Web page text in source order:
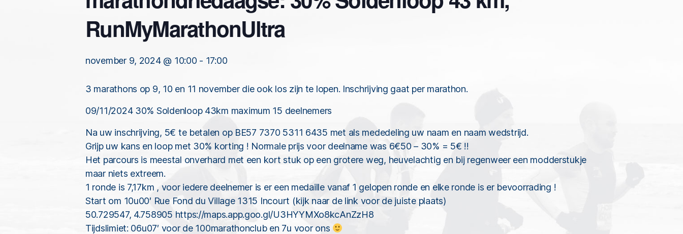
RunMyMarathonUltra
november 9, 2024 @ 10:00 - 17:00
3 marathons op 9, 10 en 11 november die ook los zijn te lopen. Inschrijving gaat per marathon.
09/11/2024 30% Soldenloop 43km maximum 15 deelnemers
Na uw inschrijving, 5€ te betalen op BE57 7370 5311 6435 met als mededeling uw naam en naam wedstrijd.
Grijp uw kans en loop met 30% korting ! Normale prijs voor deelname was 6€50 – 30% = 5€ !!
Het parcours is meestal onverhard met een kort stuk op een grotere weg, heuvelachtig en bij regenweer een modderstukje
maar niets extreem.
1 ronde is 7,17km , voor iedere deelnemer is er een medaille vanaf 1 gelopen ronde en elke ronde is er bevoorrading !
Start om 10u00′ Rue Fond du Village 1315 Incourt (kijk naar de link voor de juiste plaats)
50.729547, 4.758905 https://maps.app.goo.gl/U3HYYMXo8kcAnZzH8
Tijdslimiet: 06u07′ voor de 100marathonclub en 7u voor ons